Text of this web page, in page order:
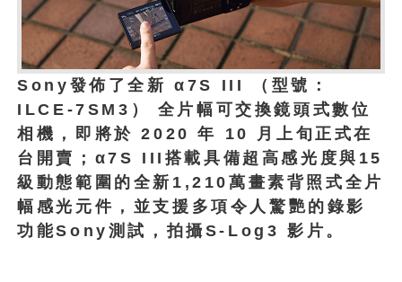
Sony發佈了全新 α7S III （型號：
ILCE-7SM3） 全片幅可交換鏡頭式數位
相機，即將於 2020 年 10 月上旬正式在
台開賣；α7S III搭載具備超高感光度與15
級動態範圍的全新1,210萬畫素背照式全片
幅感光元件，並支援多項令人驚艷的錄影
功能Sony測試，拍攝S-Log3 影片。